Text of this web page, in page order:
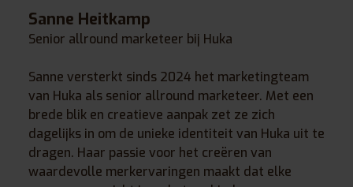
Sanne Heitkamp
Senior allround marketeer bij Huka
Sanne versterkt sinds 2024 het marketingteam
van Huka als senior allround marketeer. Met een
brede blik en creatieve aanpak zet ze zich
dagelijks in om de unieke identiteit van Huka uit te
dragen. Haar passie voor het creëren van
waardevolle merkervaringen maakt dat elke